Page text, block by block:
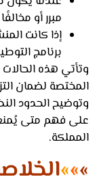
مبرر أو مخالفًا
إذا كانت
برنامج التوطين،
هذه الحالات
لضمان التزام
الحدود
فهم متى يُمنع نقل
»الخلاصة